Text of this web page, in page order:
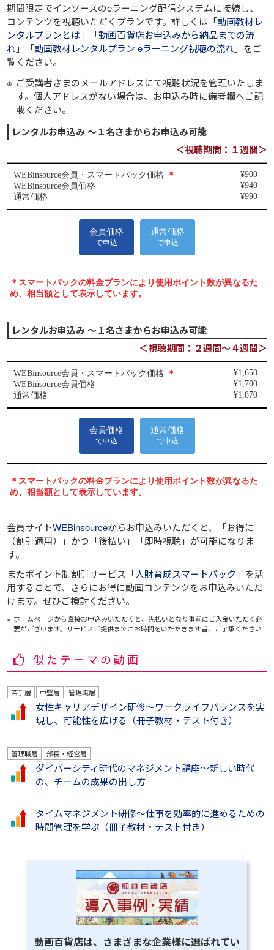
期間限定でインソースのeラーニング配信システムに接続し、
コンテンツを視聴いただくプランです。詳しくは「動画教材レ
ンタルプランとは 」「動画百貨店お申込みから納品までの流
れ」「動画教材レンタルプラン eラーニング視聴の流れ」をご
覧ください。
ご受講者さまのメールアドレスにて視聴状況を管理いたしま
す。個人アドレスがない場合は、お申込み時に備考欄へご記
載ください。
レンタルお申込み ～１名さまからお申込み可能
＜視聴期間：１週間＞
レンタルお申込み ～１名さまからお申込み可能
＜視聴期間：２週間～４週間＞
会員サイトWEBinsourceからお申込みいただくと、
「お得に
（割引適用）」 かつ 「後払い」 「即時視聴」 が可能になりま
す。
またポイント制割引サービス「人財育成スマートパック 」を活
用することで、さらにお得に動画コンテンツをお申込みいただ
けます。ぜひご検討ください。
ホームページから直接お申込みいただくと、先払いとなり事前にご入金いただく必
要がございます。サービスご提供までにお時間をいただきます旨、ご了承ください
似たテーマの動画
若手層 中堅層 管理職層
女性キャリアデザイン研修～ワークライフバランスを実
現し、可能性を広げる（冊子教材・テスト付き）
管理職層 部長・経営層
ダイバーシティ時代のマネジメント講座～新しい時代
の、チームの成果の出し方
タイムマネジメント研修～仕事を効率的に進めるための
時間管理を学ぶ（冊子教材・テスト付き）
動画百貨店は、さまざまな企業様に選ばれてい